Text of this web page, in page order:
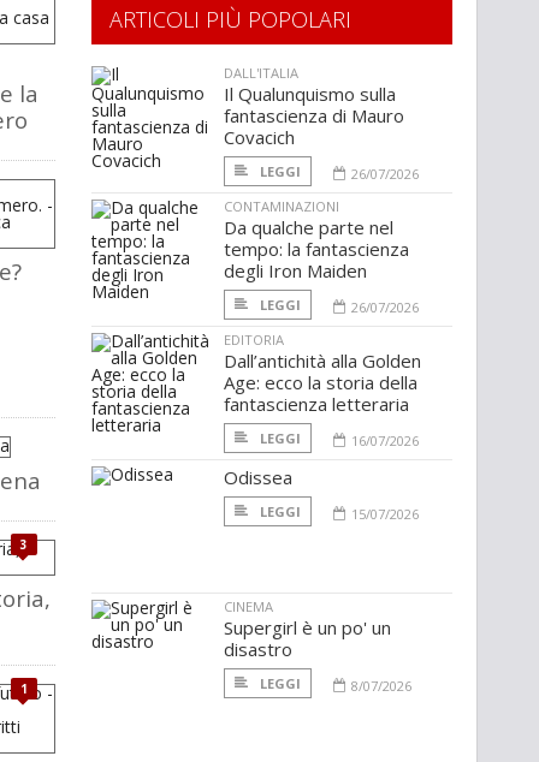
la
3
1
ARTICOLI PIÙ POPOLARI
DALL'ITALIA
Il Qualunquismo sulla
fantascienza di Mauro
Covacich
LEGGI
26/07/2026
CONTAMINAZIONI
Da qualche parte nel
tempo: la fantascienza
degli Iron Maiden
LEGGI
26/07/2026
EDITORIA
Dall’antichità alla Golden
Age: ecco la storia della
fantascienza letteraria
LEGGI 16/07/2026
Odissea
LEGGI 15/07/2026
CINEMA
Supergirl è un po' un
disastro
LEGGI 8/07/2026